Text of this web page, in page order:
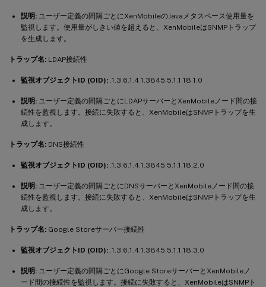
説明: ユーザー定義の間隔ごとにXenMobileのJavaメタスペース使用量を
監視します。使用量がしきい値を超えると、XenMobileはSNMPトラップ
を生成します。
トラップ名: LDAP接続性
監視オブジェクトID (OID): .1.3.6.1.4.1.3845.5.1.1.18.1.0
説明: ユーザー定義の間隔ごとにLDAPサーバーとXenMobileノード間の接
続性を監視します。接続に失敗すると、XenMobileはSNMPトラップを生
成します。
トラップ名: DNS接続性
監視オブジェクトID (OID): .1.3.6.1.4.1.3845.5.1.1.18.2.0
説明: ユーザー定義の間隔ごとにDNSサーバーとXenMobileノード間の接
続性を監視します。接続に失敗すると、XenMobileはSNMPトラップを生
成します。
トラップ名: Google Storeサーバー接続性
監視オブジェクトID (OID): .1.3.6.1.4.1.3845.5.1.1.18.3.0
説明: ユーザー定義の間隔ごとにGoogle StoreサーバーとXenMobileノ
ード間の接続性を監視します。接続に失敗すると、XenMobileはSNMPト